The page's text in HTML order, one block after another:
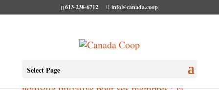
613-238-6712 info@canada.coop
Select Page